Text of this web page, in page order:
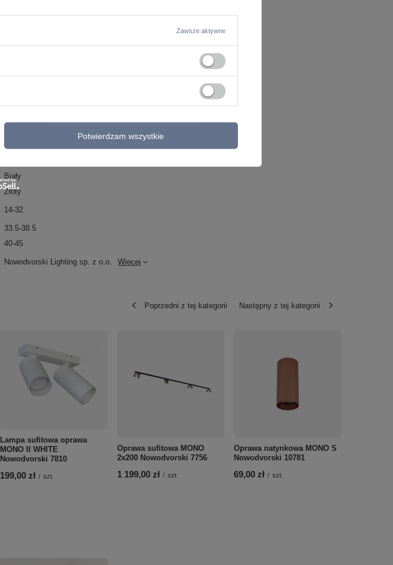
Nowodvorski Lighting sp. z o.o. Więcej
14
Biały
Złoty
14-32
33.5-38.5
40-45
Poprzedni z tej kategorii Następny z tej kategorii
Lampa sufitowa oprawa
MONO II WHITE
Nowodvorski 7810
199,00 zł / szt.
Oprawa sufitowa MONO
2x200 Nowodvorski 7756
1 199,00 zł / szt.
Oprawa natynkowa MONO S
Nowodvorski 10781
69,00 zł / szt.
Zawsze aktywne
Potwierdzam wszystkie